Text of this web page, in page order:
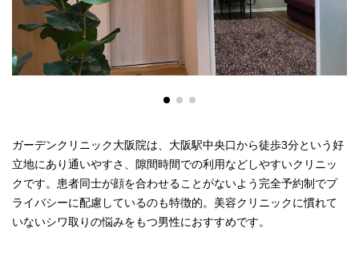
ガーデンクリニック大阪院は、大阪駅中央口から徒歩3分という好
立地にあり通いやすさ、隙間時間での利用などしやすいクリニッ
クです。患者同士が顔を合わせることがないよう完全予約制でプ
ライバシーに配慮しているのも特徴的。美容クリニックに慣れて
いないシワ取りの悩みをもつ男性におすすめです。